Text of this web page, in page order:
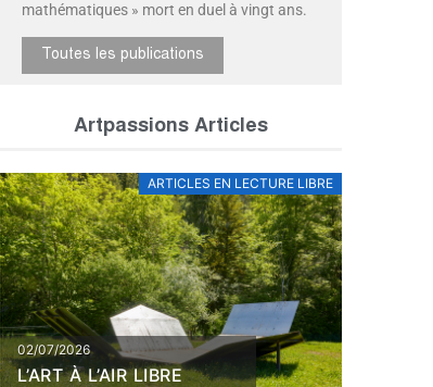
mathématiques » mort en duel à vingt ans.
Toutes les publications
Artpassions Articles
ARTICLES EN LECTURE LIBRE
02/07/2026
L’ART À L’AIR LIBRE